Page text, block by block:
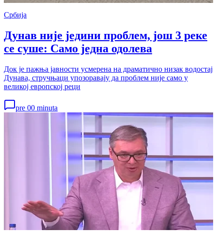
Србија
Дунав није једини проблем, још 3 реке
се суше: Само једна одолева
Док је пажња јавности усмерена на драматично низак водостај
Дунава, стручњаци упозоравају да проблем није само у
великој европској реци
pre 00 minuta